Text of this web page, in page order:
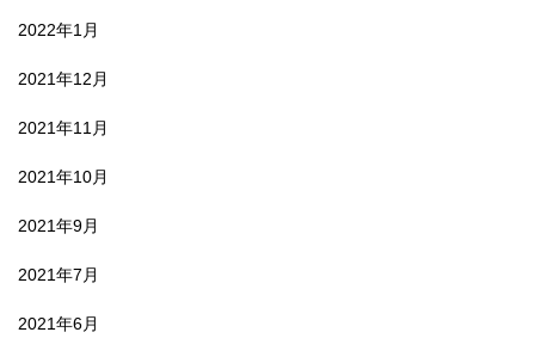
2022年1月
2021年12月
2021年11月
2021年10月
2021年9月
2021年7月
2021年6月